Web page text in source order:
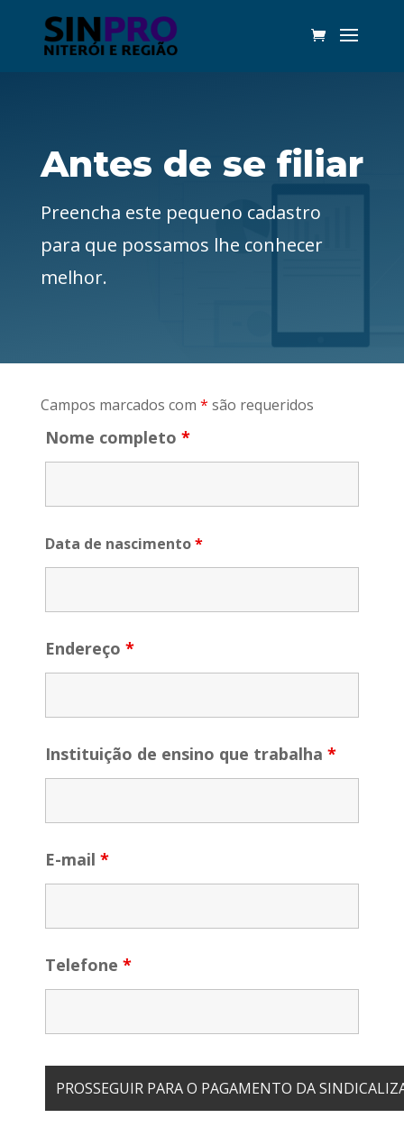
Antes de se filiar
Preencha este pequeno cadastro
para que possamos lhe conhecer
melhor.
Campos marcados com * são requeridos
Nome completo *
Data de nascimento*
Endereço *
Instituição de ensino que trabalha *
E-mail *
Telefone *